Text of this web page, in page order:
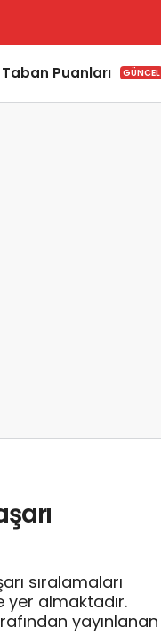
Taban Puanları GÜNCEL
sıralamaları
yer almaktadır.
yayınlanan